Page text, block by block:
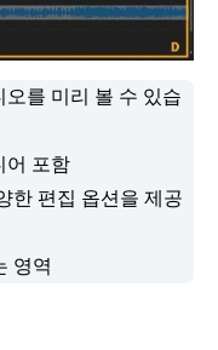
를 미리 볼 수 있습
어 포함
한 편집 옵션을 제공
영역